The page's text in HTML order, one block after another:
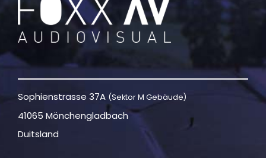
Sophienstrasse 37A (Sektor M Gebäude)
41065 Mönchengladbach
Duitsland